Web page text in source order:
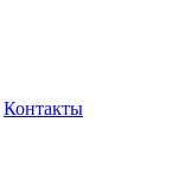
Контакты